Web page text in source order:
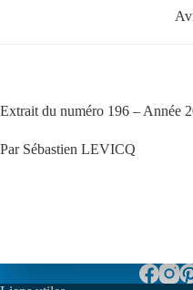
Extrait du numéro 196 – Année
Par Sébastien LEVICQ